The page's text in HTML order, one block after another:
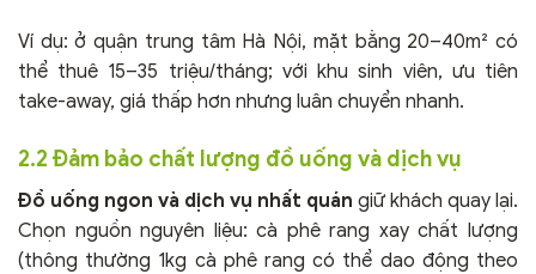
Ví dụ: ở quận trung tâm Hà Nội, mặt bằng 20–40m² có
thể thuê 15–35 triệu/tháng; với khu sinh viên, ưu tiên
take-away, giá thấp hơn nhưng luân chuyển nhanh.
2.2 Đảm bảo chất lượng đồ uống và dịch vụ
Đồ uống ngon và dịch vụ nhất quán giữ khách quay lại.
Chọn nguồn nguyên liệu: cà phê rang xay chất lượng
(thông thường 1kg cà phê rang có thể dao động theo